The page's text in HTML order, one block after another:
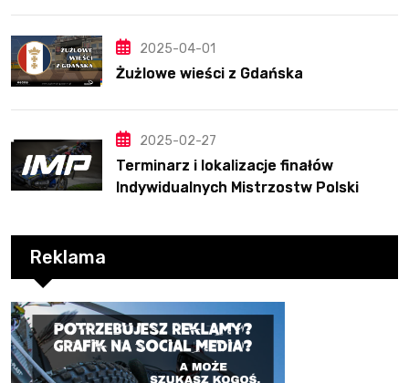
2025-04-01
Żużlowe wieści z Gdańska
2025-02-27
Terminarz i lokalizacje finałów
Indywidualnych Mistrzostw Polski
Reklama